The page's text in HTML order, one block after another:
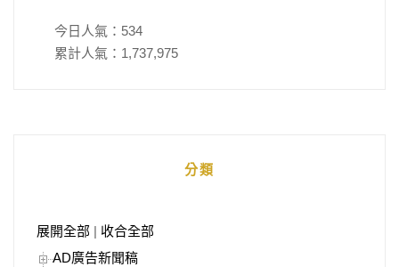
今日人氣： 534
累計人氣： 1,737,975
分類
展開全部
收合全部
AD廣告新聞稿